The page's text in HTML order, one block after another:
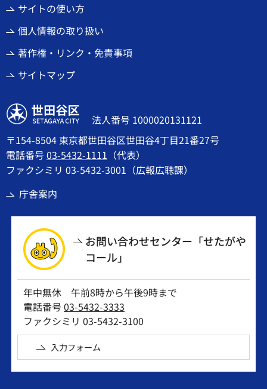
サイトの使い方
個人情報の取り扱い
著作権・リンク・免責事項
サイトマップ
世田谷区
法人番号 1000020131121
〒154-8504 東京都世田谷区世田谷4丁目21番27号
電話番号03-5432-1111 （代表）
ファクシミリ 03-5432-3001（広報広聴課）
庁舎案内
お問い合わせセンター「せたがや
コール」
年中無休 午前8時から午後9時まで
電話番号03-5432-3333
ファクシミリ 03-5432-3100
入力フォーム